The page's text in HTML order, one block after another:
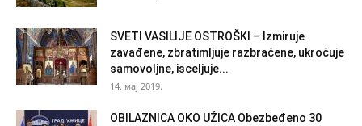
SVETI VASILIJE OSTROŠKI – Izmiruje
zavađene, zbratimljuje razbraćene, ukroćuje
samovoljne, isceljuje...
14. мај 2019.
OBILAZNICA OKO UŽICA Obezbeđeno 30